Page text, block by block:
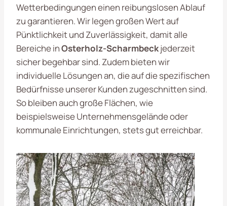
Wetterbedingungen einen reibungslosen Ablauf
zu garantieren. Wir legen großen Wert auf
Pünktlichkeit und Zuverlässigkeit, damit alle
Bereiche inOsterholz-Scharmbeckjederzeit
sicher begehbar sind. Zudem bieten wir
individuelle Lösungen an, die auf die spezifischen
Bedürfnisse unserer Kunden zugeschnitten sind.
So bleiben auch große Flächen, wie
beispielsweise Unternehmensgelände oder
kommunale Einrichtungen, stets gut erreichbar.